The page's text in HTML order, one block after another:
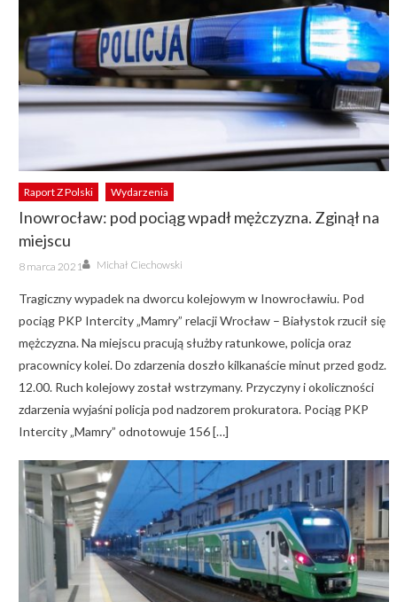
Raport Z Polski Wydarzenia
Inowrocław: pod pociąg wpadł mężczyzna. Zginął na
miejscu
Posted
on
8 marca 2021 Author
Michał Ciechowski
Tragiczny wypadek na dworcu kolejowym w Inowrocławiu. Pod
pociąg PKP Intercity „Mamry” relacji Wrocław – Białystok rzucił się
mężczyzna. Na miejscu pracują służby ratunkowe, policja oraz
pracownicy kolei. Do zdarzenia doszło kilkanaście minut przed godz.
12.00. Ruch kolejowy został wstrzymany. Przyczyny i okoliczności
zdarzenia wyjaśni policja pod nadzorem prokuratora. Pociąg PKP
Intercity „Mamry” odnotowuje 156 […]